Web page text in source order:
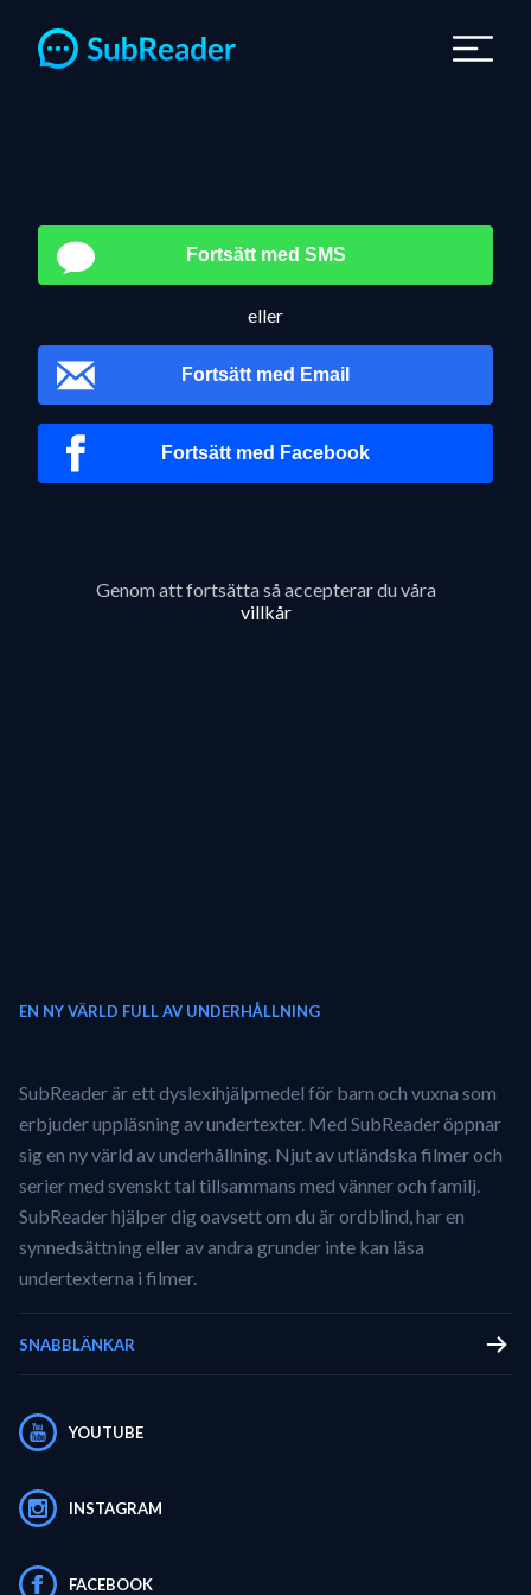
Fortsätt med SMS
eller
Fortsätt med Email
Fortsätt med Facebook
Genom att fortsätta så accepterar du våra
villkår
EN NY VÄRLD FULL AV UNDERHÅLLNING
SubReader är ett dyslexihjälpmedel för barn och vuxna som
erbjuder uppläsning av undertexter. Med SubReader öppnar
sig en ny värld av underhållning. Njut av utländska filmer och
serier med svenskt tal tillsammans med vänner och familj.
SubReader hjälper dig oavsett om du är ordblind, har en
synnedsättning eller av andra grunder inte kan läsa
undertexterna i filmer.
SNABBLÄNKAR
YOUTUBE
INSTAGRAM
FACEBOOK